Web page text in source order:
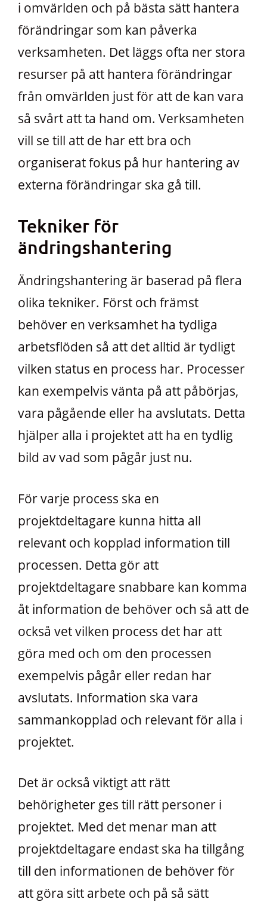
i omvärlden och på bästa sätt hantera
förändringar som kan påverka
verksamheten. Det läggs ofta ner stora
resurser på att hantera förändringar
från omvärlden just för att de kan vara
så svårt att ta hand om. Verksamheten
vill se till att de har ett bra och
organiserat fokus på hur hantering av
externa förändringar ska gå till.
Tekniker för
ändringshantering
Ändringshantering är baserad på flera
olika tekniker. Först och främst
behöver en verksamhet ha tydliga
arbetsflöden så att det alltid är tydligt
vilken status en process har. Processer
kan exempelvis vänta på att påbörjas,
vara pågående eller ha avslutats. Detta
hjälper alla i projektet att ha en tydlig
bild av vad som pågår just nu.
För varje process ska en
projektdeltagare kunna hitta all
relevant och kopplad information till
processen. Detta gör att
projektdeltagare snabbare kan komma
åt information de behöver och så att de
också vet vilken process det har att
göra med och om den processen
exempelvis pågår eller redan har
avslutats. Information ska vara
sammankopplad och relevant för alla i
projektet.
Det är också viktigt att rätt
behörigheter ges till rätt personer i
projektet. Med det menar man att
projektdeltagare endast ska ha tillgång
till den informationen de behöver för
att göra sitt arbete och på så sätt